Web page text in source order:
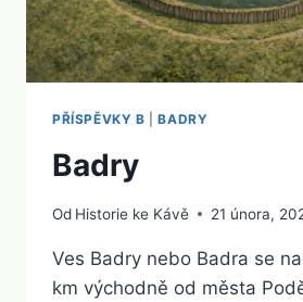
PŘÍSPĚVKY B |BADRY
Badry
Od Historie ke Kávě 21 února,
Ves Badry nebo Badra se
km východně od města